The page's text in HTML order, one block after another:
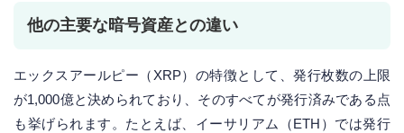
他の主要な暗号資産との違い
エックスアールピー（XRP）の特徴として、発行枚数の上限
が1,000億と決められており、そのすべてが発行済みである点
も挙げられます。たとえば、イーサリアム（ETH）では発行